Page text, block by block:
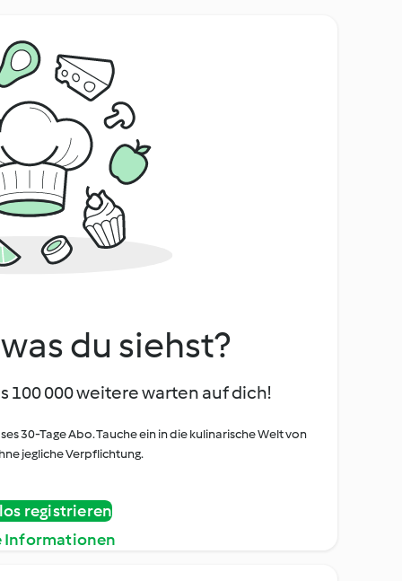
du siehst?
100 000 weitere warten auf dich!
30-Tage Abo. Tauche ein in die kulinarische Welt von
jegliche Verpflichtung.
registrieren
Informationen